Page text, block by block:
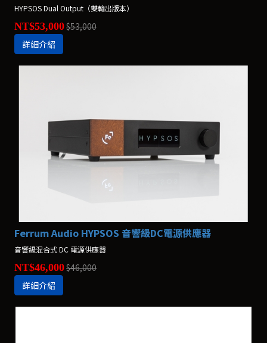
HYPSOS Dual Output（雙輸出版本）
NT$53,000$53,000
詳細介紹
Ferrum Audio HYPSOS 音響級DC電源供應器
音響級混合式 DC 電源供應器
NT$46,000$46,000
詳細介紹